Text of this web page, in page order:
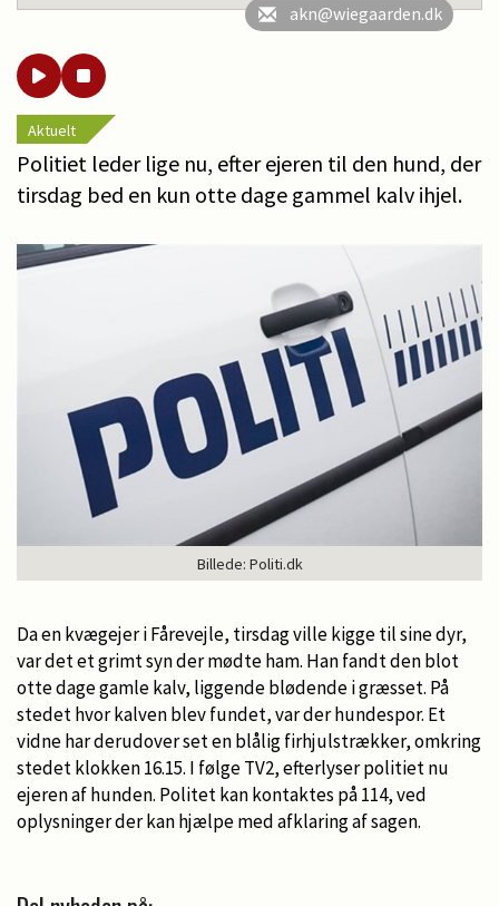
akn@wiegaarden.dk
Aktuelt
Politiet leder lige nu, efter ejeren til den hund, der
tirsdag bed en kun otte dage gammel kalv ihjel.
Billede: Politi.dk
Da en kvægejer i Fårevejle, tirsdag ville kigge til sine dyr,
var det et grimt syn der mødte ham. Han fandt den blot
otte dage gamle kalv, liggende blødende i græsset. På
stedet hvor kalven blev fundet, var der hundespor. Et
vidne har derudover set en blålig firhjulstrækker, omkring
stedet klokken 16.15. I følge TV2, efterlyser politiet nu
ejeren af hunden. Politet kan kontaktes på 114, ved
oplysninger der kan hjælpe med afklaring af sagen.